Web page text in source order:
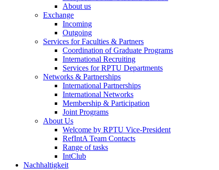
About us
Exchange
Incoming
Outgoing
Services for Faculties & Partners
Coordination of Graduate Programs
International Recruiting
Services for RPTU Departments
Networks & Partnerships
International Partnerships
International Networks
Membership & Participation
Joint Programs
About Us
Welcome by RPTU Vice-President
RefIntA Team Contacts
Range of tasks
IntClub
Nachhaltigkeit